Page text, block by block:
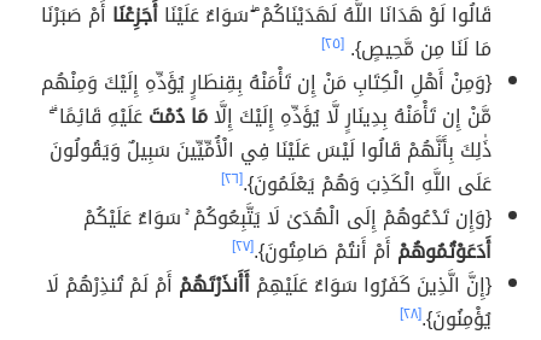
قَالُوا لَوْ هَدَانَا اللَّهُ لَهَدَيْنَاكُمْ ۖ سَوَاءٌ عَلَيْنَاأَجَزِعْنَا أَمْ صَبَرْنَا
مَا لَنَا مِن مَّحِيصٍ}. [٢٥]
{وَمِنْ أَهْلِ الْكِتَابِ مَنْ إِن تَأْمَنْهُ بِقِنطَارٍ يُؤَدِّهِ إِلَيْكَ وَمِنْهُم
مَّنْ إِن تَأْمَنْهُ بِدِينَارٍ لَّا يُؤَدِّهِ إِلَيْكَ إِلَّامَادُمْتَعَلَيْهِ قَائِمًا ۗ
ذَٰلِكَ بِأَنَّهُمْ قَالُوا لَيْسَ عَلَيْنَا فِي الْأُمِّيِّينَ سَبِيلٌ وَيَقُولُونَ
عَلَى اللَّهِ الْكَذِبَ وَهُمْ يَعْلَمُونَ}.[٢٦]
{وَإِن تَدْعُوهُمْ إِلَى الْهُدَىٰ لَا يَتَّبِعُوكُمْ ۚ سَوَاءٌ عَلَيْكُمْ
أَدَعَوْتُمُوهُمْ أَمْ أَنتُمْ صَامِتُونَ}.[٢٧]
{إِنَّ الَّذِينَ كَفَرُوا سَوَاءٌ عَلَيْهِمْأَأَنذَرْتَهُمْ أَمْ لَمْ تُنذِرْهُمْ لَا
يُؤْمِنُونَ}.[٢٨]